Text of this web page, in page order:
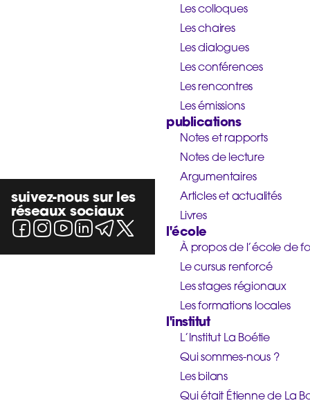
suivez-nous sur les
réseaux sociaux
Les colloques
Les chaires
Les dialogues
Les conférences
Les rencontres
Les émissions
publications
Notes et rapports
Notes de lecture
Argumentaires
Articles et actualités
Livres
l'école
À propos de l’école de
Le cursus renforcé
Les stages régionaux
Les formations locales
l'institut
L’Institut La Boétie
Qui sommes-nous ?
Les bilans
Qui était Étienne de La